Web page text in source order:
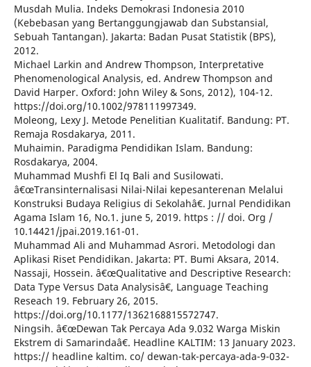
Musdah Mulia. Indeks Demokrasi Indonesia 2010
(Kebebasan yang Bertanggungjawab dan Substansial,
Sebuah Tantangan). Jakarta: Badan Pusat Statistik (BPS),
2012.
Michael Larkin and Andrew Thompson, Interpretative
Phenomenological Analysis, ed. Andrew Thompson and
David Harper. Oxford: John Wiley & Sons, 2012), 104-12.
https://doi.org/10.1002/978111997349.
Moleong, Lexy J. Metode Penelitian Kualitatif. Bandung: PT.
Remaja Rosdakarya, 2011.
Muhaimin. Paradigma Pendidikan Islam. Bandung:
Rosdakarya, 2004.
Muhammad Mushfi El Iq Bali and Susilowati.
â€œTransinternalisasi Nilai-Nilai kepesanterenan Melalui
Konstruksi Budaya Religius di Sekolahâ€. Jurnal Pendidikan
Agama Islam 16, No.1. june 5, 2019. https : // doi. Org /
10.14421/jpai.2019.161-01.
Muhammad Ali and Muhammad Asrori. Metodologi dan
Aplikasi Riset Pendidikan. Jakarta: PT. Bumi Aksara, 2014.
Nassaji, Hossein. â€œQualitative and Descriptive Research:
Data Type Versus Data Analysisâ€, Language Teaching
Reseach 19. February 26, 2015.
https://doi.org/10.1177/1362168815572747.
Ningsih. â€œDewan Tak Percaya Ada 9.032 Warga Miskin
Ekstrem di Samarindaâ€. Headline KALTIM: 13 January 2023.
https:// headline kaltim. co/ dewan-tak-percaya-ada-9-032-